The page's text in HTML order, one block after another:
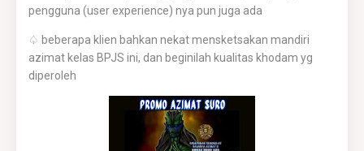
pengguna (user experience) nya pun juga ada
♤ beberapa klien bahkan nekat mensketsakan mandiri
azimat kelas BPJS ini, dan beginilah kualitas khodam yg
diperoleh